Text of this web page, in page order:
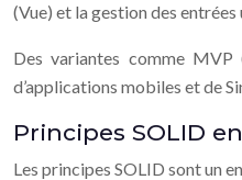
(Vue) et la gestion des
Des variantes comme MVP
d’applications mobiles et de
Principes SOLID
Les principes SOLID sont un